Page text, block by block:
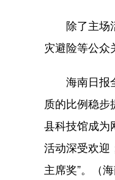
除了主场活
灾避险等公众
海南日报全
质的比例稳
县科技馆成为
活动深受欢迎
主席奖”。（